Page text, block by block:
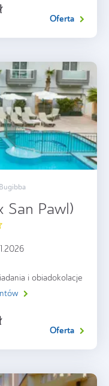
Oferta
San Pawl)
i obiadokolacje
Oferta